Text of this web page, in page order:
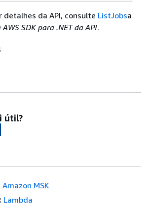
detalhes da API, consulte ListJobsa
SDK para .NET da API.
útil?
Amazon MSK
Lambda